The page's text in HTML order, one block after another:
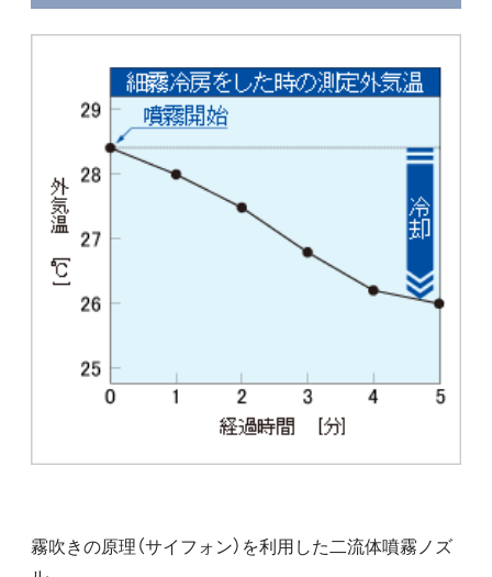
霧吹きの原理（サイフォン）を利用した二流体噴霧ノズ